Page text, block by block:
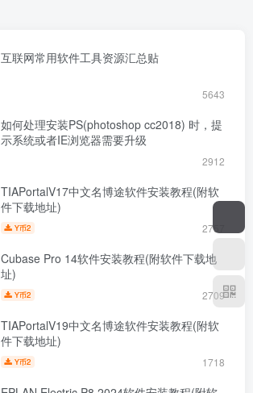
互联网常用软件工具资源汇总贴
5643
如何处理安装PS(photoshop cc2018) 时，提
示系统或者IE浏览器需要升级
2912
TIAPortalV17中文名博途软件安装教程(附软
件下载地址)
Y币2 2757
Cubase Pro 14软件安装教程(附软件下载地
址)
Y币2 2709
TIAPortalV19中文名博途软件安装教程(附软
件下载地址)
Y币2 1718